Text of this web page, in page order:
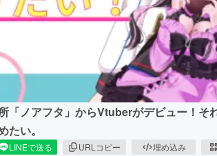
CAMPFIRE
「ノアフタ」からVtuberがデビュー！そ
い。
LINEで送る URLコピー 埋め込み